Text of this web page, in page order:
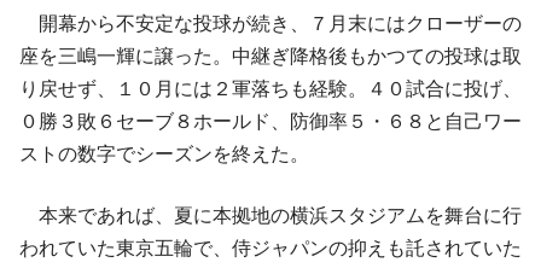
開幕から不安定な投球が続き、７月末にはクローザーの
座を三嶋一輝に譲った。中継ぎ降格後もかつての投球は取
り戻せず、１０月には２軍落ちも経験。４０試合に投げ、
０勝３敗６セーブ８ホールド、防御率５・６８と自己ワー
ストの数字でシーズンを終えた。
本来であれば、夏に本拠地の横浜スタジアムを舞台に行
われていた東京五輪で、侍ジャパンの抑えも託されていた